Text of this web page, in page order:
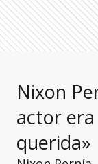
Nixon
actor
querida»